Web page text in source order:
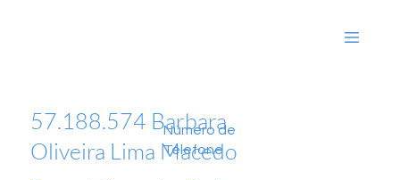
57.188.574 Barbara
Oliveira Lima Macedo
Número de
Telefone